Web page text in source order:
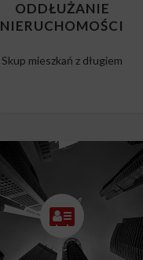
ODDŁUŻANIE
NIERUCHOMOŚCI
Skup mieszkań z długiem